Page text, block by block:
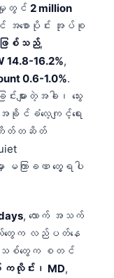
တွင် 2 million
အစောပိုင်း အုပ်စု
ဖြစ်သည်,
14.8-16.2%,
0.6-1.0%.
များတဲ့အခါ၊ သွေး
င်ခံလေ့ကျင့်ရေး
တိတ်တဆိတ်
မကြာခဏ တွေ့ရပါ
, လောက် အသက်
လ်တွေက လည်ပတ်နေ
သစ်တွေက စတင်
ကလိုင်း၊ MD,